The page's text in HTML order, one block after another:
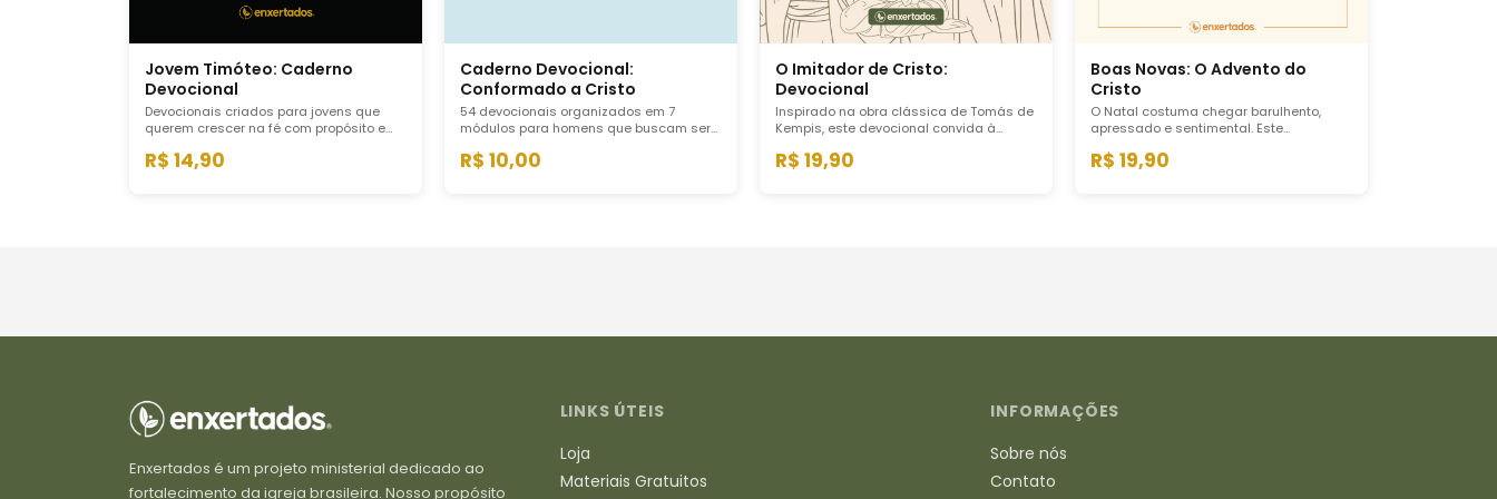
Jovem Timóteo: Caderno
Devocional
Devocionais criados para jovens que
querem crescer na fé com propósito e
Paulo a Timóteo para quem leva o
R$ 14,90
Caderno Devocional:
Conformado a Cristo
54 devocionais organizados em 7
módulos para homens que buscam ser
caminho estruturado de reflexão, oração
R$ 10,00
O Imitador de Cristo:
Devocional
Inspirado na obra clássica de Tomás de
Kempis, este devocional convida à
ideal distante, mas como caminho
R$ 19,90
Boas Novas: O Advento do
Cristo
O Natal costuma chegar barulhento,
apressado e sentimental. Este
Advento lento, bíblico e cristocêntrico,
R$ 19,90
Enxertados é um projeto ministerial dedicado ao
fortalecimento da igreja brasileira. Nosso propósito
LINKS ÚTEIS
Loja
Materiais Gratuitos
INFORMAÇÕES
Sobre nós
Contato